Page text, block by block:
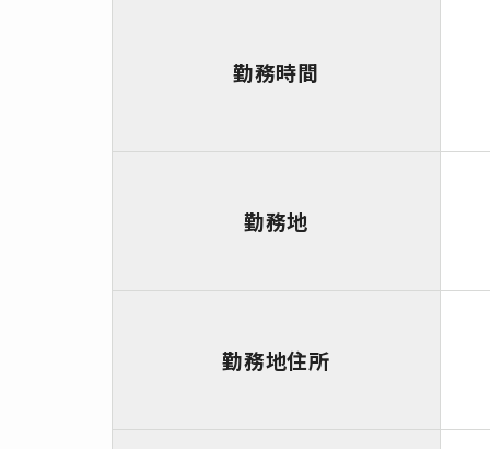
勤務時間
勤務地
勤務地住所